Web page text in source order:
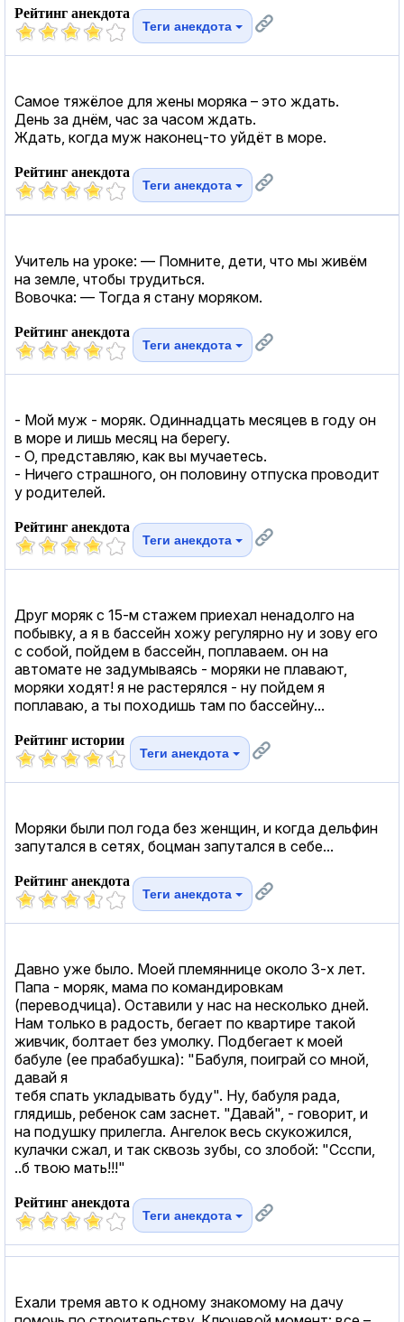
Рейтинг анекдота
Теги анекдота
Самое тяжёлое для жены моряка – это ждать.
День за днём, час за часом ждать.
Ждать, когда муж наконец-то уйдёт в море.
Рейтинг анекдота
Теги анекдота
Учитель на уроке: — Помните, дети, что мы живём
на земле, чтобы трудиться.
Вовочка: — Тогда я стану моряком.
Рейтинг анекдота
Теги анекдота
- Мой муж - моряк. Одиннадцать месяцев в году он
в море и лишь месяц на берегу.
- О, представляю, как вы мучаетесь.
- Ничего страшного, он половину отпуска проводит
у родителей.
Рейтинг анекдота
Теги анекдота
Друг моряк с 15-м стажем приехал ненадолго на
побывку, а я в бассейн хожу регулярно ну и зову его
с собой, пойдем в бассейн, поплаваем. он на
автомате не задумываясь - моряки не плавают,
моряки ходят! я не растерялся - ну пойдем я
поплаваю, а ты походишь там по бассейну...
Рейтинг истории
Теги анекдота
Моряки были пол года без женщин, и когда дельфин
запутался в сетях, боцман запутался в себе...
Рейтинг анекдота
Теги анекдота
Давно уже было. Моей племяннице около 3-х лет.
Папа - моряк, мама по командировкам
(переводчица). Оставили у нас на несколько дней.
Нам только в радость, бегает по квартире такой
живчик, болтает без умолку. Подбегает к моей
бабуле (ее прабабушка): "Бабуля, поиграй со мной,
давай я
тебя спать укладывать буду". Ну, бабуля рада,
глядишь, ребенок сам заснет. "Давай", - говорит, и
на подушку прилегла. Ангелок весь скукожился,
кулачки сжал, и так сквозь зубы, со злобой: "Ссспи,
..б твою мать!!!"
Рейтинг анекдота
Теги анекдота
Ехали тремя авто к одному знакомому на дачу